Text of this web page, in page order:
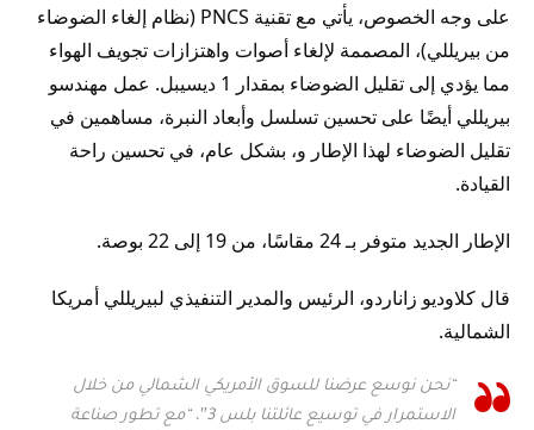
على وجه الخصوص، يأتي مع تقنية PNCS (نظام إلغاء الضوضاء
من بيريللي)، المصممة لإلغاء أصوات واهتزازات تجويف الهواء
مما يؤدي إلى تقليل الضوضاء بمقدار 1 ديسيبل. عمل مهندسو
بيريللي أيضًا على تحسين تسلسل وأبعاد النبرة، مساهمين في
تقليل الضوضاء لهذا الإطار و، بشكل عام، في تحسين راحة
القيادة.
الإطار الجديد متوفر بـ 24 مقاسًا، من 19 إلى 22 بوصة.
قال كلاوديو زاناردو، الرئيس والمدير التنفيذي لبيريللي أمريكا
الشمالية.
“نحن نوسع عرضنا للسوق الأمريكي الشمالي من خلال
الاستمرار في توسيع عائلتنا بلس 3″، “مع تطور صناعة